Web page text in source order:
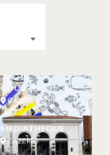
COUD’JU
CAZERES
MEDIATHEQUE
CAZERES